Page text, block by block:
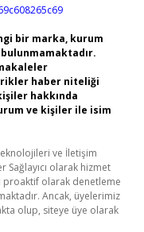
bir marka, kurum
haber niteliği
hakkında
ve kişiler ile isim
ve İletişim
Sağlayıcı olarak hizmet
proaktif olarak denetleme
Ancak, üyelerimiz
olup, siteye üye olarak